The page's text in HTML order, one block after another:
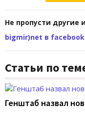
Не пропусти другие
bigmir)net в facebook
Статьи по
Генштаб назвал